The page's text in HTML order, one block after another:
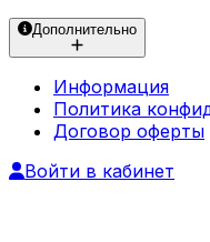
Дополнительно
Информация
Политика
Договор оферты
Войти в кабинет